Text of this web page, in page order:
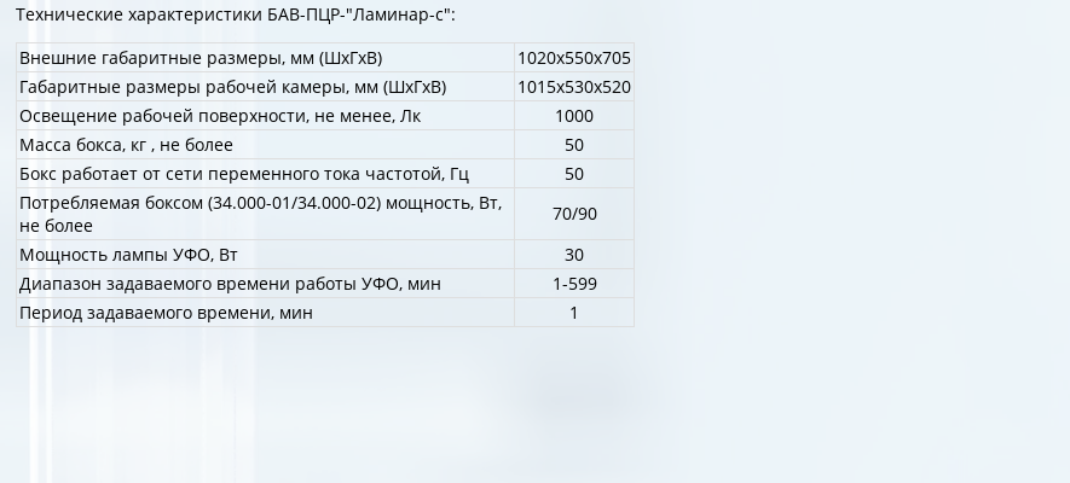
Технические характеристики БАВ-ПЦР-"Ламинар-с":
Внешние габаритные размеры, мм (ШхГхВ)
1020х550х705
Габаритные размеры рабочей камеры, мм (ШхГхВ)
1015х530х520
Освещение рабочей поверхности, не менее, Лк
1000
Масса бокса, кг , не более
50
Бокс работает от сети переменного тока частотой, Гц
50
Потребляемая боксом (34.000-01/34.000-02) мощность, Вт,
не более
70/90
Мощность лампы УФО, Вт
30
Диапазон задаваемого времени работы УФО, мин
1-599
Период задаваемого времени, мин
1